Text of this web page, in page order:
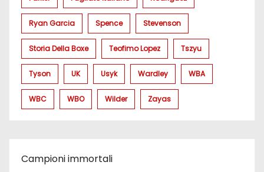
Ryan Garcia Spence Stevenson
Storia Della Boxe Teofimo Lopez Tszyu
Tyson UK Usyk Wardley WBA
WBC WBO Wilder Zayas
Campioni immortali